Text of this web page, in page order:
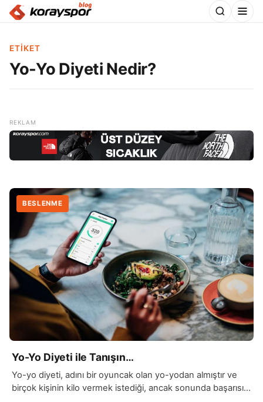
ETIKET
Yo-Yo Diyeti Nedir?
BESLENME
Yo-Yo Diyeti ile Tanışın…
Yo-yo diyeti, adını bir oyuncak olan yo-yodan almıştır ve
birçok kişinin kilo vermek istediği, ancak sonunda başarısız